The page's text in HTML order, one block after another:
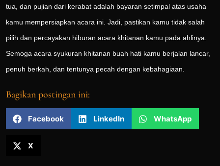
tua, dan pujian dari kerabat adalah bayaran setimpal atas usaha
kamu mempersiapkan acara ini. Jadi, pastikan kamu tidak salah
pilih dan percayakan hiburan acara khitanan kamu pada ahlinya.
Semoga acara syukuran khitanan buah hati kamu berjalan lancar,
penuh berkah, dan tentunya pecah dengan kebahagiaan.
Bagikan postingan ini:
Facebook LinkedIn WhatsApp
X